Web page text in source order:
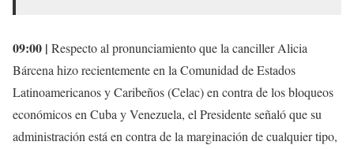
09:00 | Respecto al pronunciamiento que la canciller Alicia
Bárcena hizo recientemente en la Comunidad de Estados
Latinoamericanos y Caribeños (Celac) en contra de los bloqueos
económicos en Cuba y Venezuela, el Presidente señaló que su
administración está en contra de la marginación de cualquier tipo,